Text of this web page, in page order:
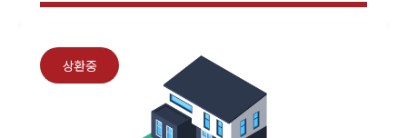
상환중